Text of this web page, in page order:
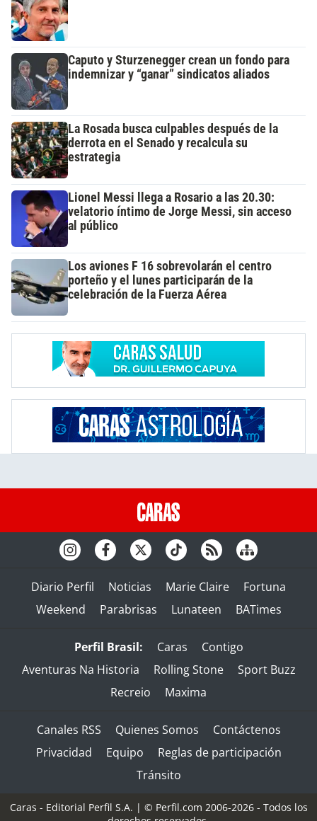
Caputo y Sturzenegger crean un fondo para
indemnizar y “ganar” sindicatos aliados
La Rosada busca culpables después de la
derrota en el Senado y recalcula su
estrategia
Lionel Messi llega a Rosario a las 20.30:
velatorio íntimo de Jorge Messi, sin acceso
al público
Los aviones F 16 sobrevolarán el centro
porteño y el lunes participarán de la
celebración de la Fuerza Aérea
Diario Perfil Noticias Marie Claire
Fortuna
Weekend
Parabrisas Lunateen BATimes
Perfil Brasil: Caras
Contigo
Aventuras Na Historia
Rolling Stone
Sport Buzz
Recreio
Maxima
Canales RSS Quienes Somos
Contáctenos
Privacidad
Equipo
Reglas de participación
Tránsito
Caras - Editorial Perfil S.A. | © Perfil.com 2006-2026 - Todos los